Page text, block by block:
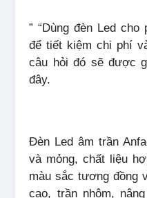
” “Dùng đèn Led
để tiết kiệm chi phí
câu hỏi đó sẽ được
đây.
Đèn Led âm trần
và mỏng, chất liệu
màu sắc tương đồng
cao, trần nhôm,